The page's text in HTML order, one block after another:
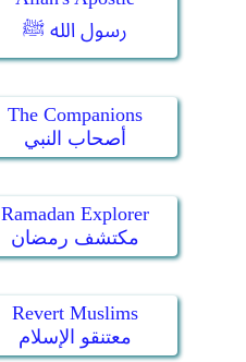
رسول الله ﷺ
The Companions
أصحاب النبي
Ramadan Explorer
مكتشف رمضان
Revert Muslims
معتنقو الإسلام